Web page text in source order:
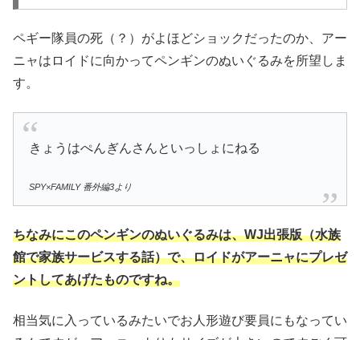
ペギー隊員の死（？）がよほどショックだったのか、アー
ニャはロイドに向かってペンギンのぬいぐるみを所望しま
す。
きょうはぺんぎんさんといっしょにねる
SPY×FAMILY 番外編3より
ちなみにこのペンギンのぬいぐるみは、WJ出張版（水族
館で家族サービスする話）で、ロイドがアーニャにプレゼ
ントしてあげたものですね。
相当気に入っているみたいでお人形遊び要員にもなってい